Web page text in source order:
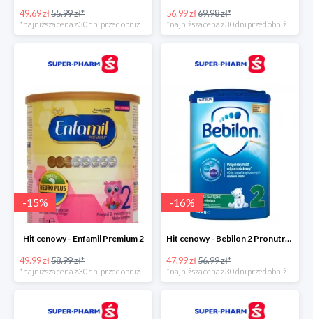
49.69 zł55.99 zł* 56.99 zł69.98 zł*
-15%
Hit cenowy - Enfamil Premium 2
49.99 zł58.99 zł*
-16%
Hit cenowy - Bebilon 2 Pronutra-Advance
47.99 zł56.99 zł*